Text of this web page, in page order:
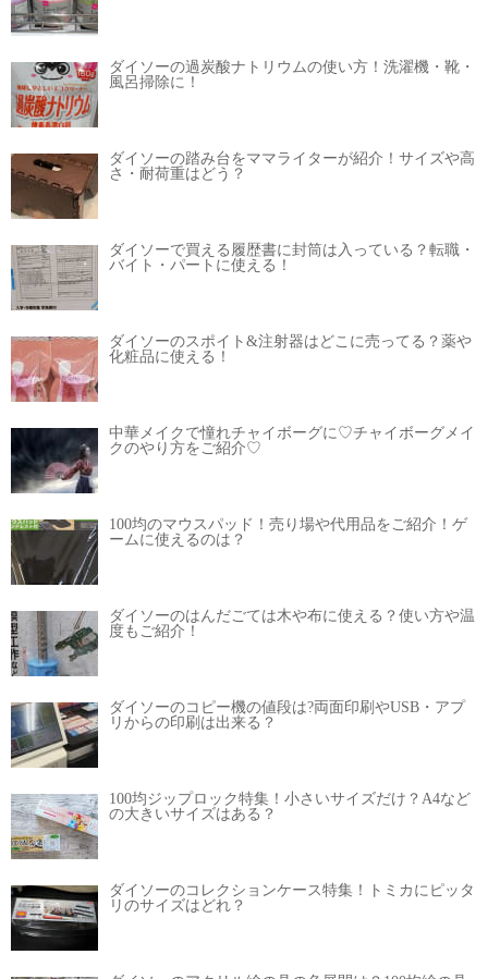
ダイソーの過炭酸ナトリウムの使い方！洗濯機・靴・
風呂掃除に！
ダイソーの踏み台をママライターが紹介！サイズや高
さ・耐荷重はどう？
ダイソーで買える履歴書に封筒は入っている？転職・
バイト・パートに使える！
ダイソーのスポイト&注射器はどこに売ってる？薬や
化粧品に使える！
中華メイクで憧れチャイボーグに♡チャイボーグメイ
クのやり方をご紹介♡
100均のマウスパッド！売り場や代用品をご紹介！ゲ
ームに使えるのは？
ダイソーのはんだごては木や布に使える？使い方や温
度もご紹介！
ダイソーのコピー機の値段は?両面印刷やUSB・アプ
リからの印刷は出来る？
100均ジップロック特集！小さいサイズだけ？A4など
の大きいサイズはある？
ダイソーのコレクションケース特集！トミカにピッタ
リのサイズはどれ？